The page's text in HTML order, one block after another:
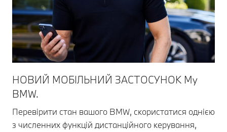
НОВИЙ МОБІЛЬНИЙ ЗАСТОСУНОК My
BMW.
Перевірити стан вашого BMW, скористатися однією
з численних функцій дистанційного керування,